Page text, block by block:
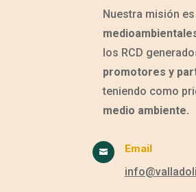
Nuestra misión
los RCD
promotores y
teniendo como
medio ambiente.

Email